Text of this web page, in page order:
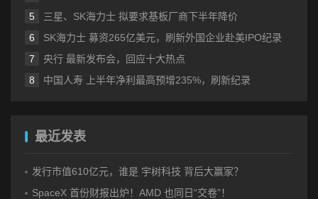
三星、SK海力士 拟要求基板厂商下半年降价
SK海力士 募资265亿美元，刷新外国企业赴美IPO纪录
央行 最新发布会，回应十大热点
中国人寿 上半年净利最高预增235%，刷新纪录
最近发表
发行市值610亿元，谁是 宇树科技 背后大赢家？
SpaceX 首份财报出炉！AMD 也同日“交卷”！